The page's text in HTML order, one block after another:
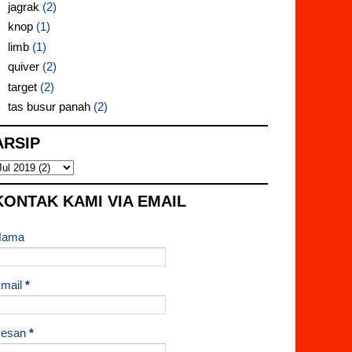
jagrak (2)
knop (1)
limb (1)
quiver (2)
target (2)
tas busur panah (2)
KAMI VIA EMAIL
*
*